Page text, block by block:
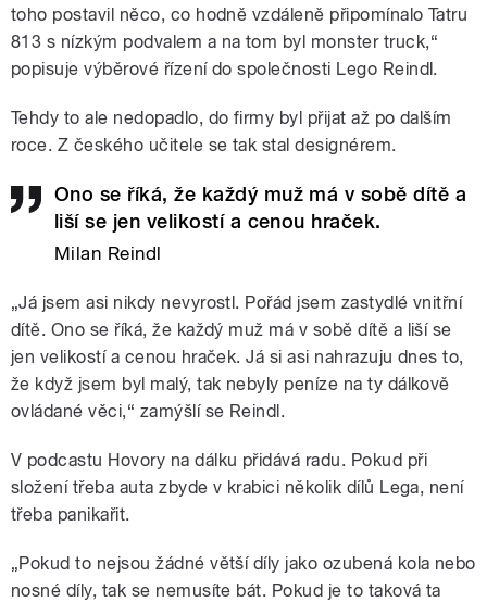
toho postavil něco, co hodně vzdáleně připomínalo Tatru
813 s nízkým podvalem a na tom byl monster truck,“
popisuje výběrové řízení do společnosti Lego Reindl.
Tehdy to ale nedopadlo, do firmy byl přijat až po dalším
roce. Z českého učitele se tak stal designérem.
Ono se říká, že každý muž má v sobě dítě a
liší se jen velikostí a cenou hraček.
Milan Reindl
„Já jsem asi nikdy nevyrostl. Pořád jsem zastydlé vnitřní
dítě. Ono se říká, že každý muž má v sobě dítě a liší se
jen velikostí a cenou hraček. Já si asi nahrazuju dnes to,
že když jsem byl malý, tak nebyly peníze na ty dálkově
ovládané věci,“ zamýšlí se Reindl.
V podcastu Hovory na dálku přidává radu. Pokud při
složení třeba auta zbyde v krabici několik dílů Lega, není
třeba panikařit.
„Pokud to nejsou žádné větší díly jako ozubená kola nebo
nosné díly, tak se nemusíte bát. Pokud je to taková ta